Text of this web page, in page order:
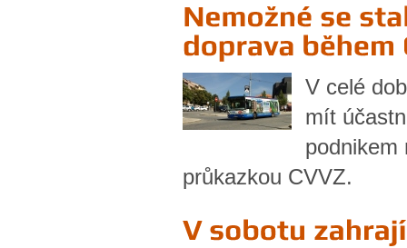
V celé
mít
podnikem
průkazkou CVVZ.